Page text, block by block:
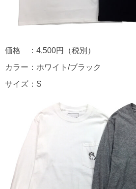
価格 ：4,500円（税別）
カラー：ホワイト/ブラック
サイズ：S